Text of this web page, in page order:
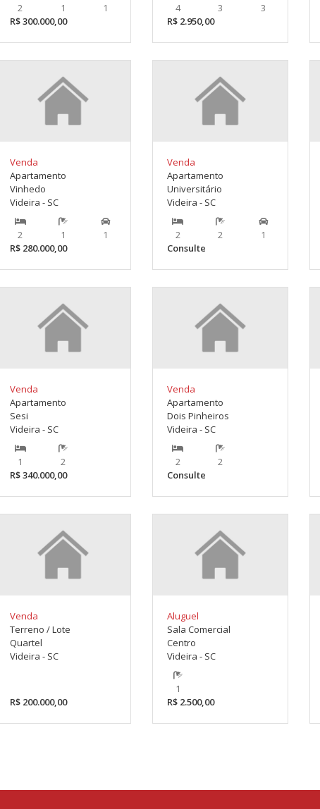
2 1
1
R$ 300.000,00
4 3
3
R$ 2.950,00
Venda
Apartamento
Vinhedo
Videira - SC
2 1
1
R$ 280.000,00
Venda
Apartamento
Universitário
Videira - SC
2 2
1
Consulte
Venda
Apartamento
Sesi
Videira - SC
1
2
R$ 340.000,00
Venda
Apartamento
Dois Pinheiros
Videira - SC
2
2
Consulte
Venda
Terreno / Lote
Quartel
Videira - SC
R$ 200.000,00
Aluguel
Sala Comercial
Centro
Videira - SC
1
R$ 2.500,00